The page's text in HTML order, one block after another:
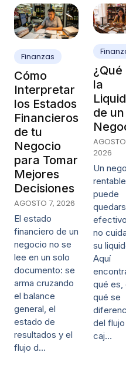
Finanzas
Cómo
Interpretar
los Estados
Financieros
de tu
Negocio
para Tomar
Mejores
Decisiones
AGOSTO 7, 2026
El estado
financiero de un
negocio no se
lee en un solo
documento: se
arma cruzando
el balance
general, el
estado de
resultados y el
flujo d…
¿Qué
la
de un
2026
Un
rentable
puede
no
su
Aquí
qué es,
qué se
del
caj…